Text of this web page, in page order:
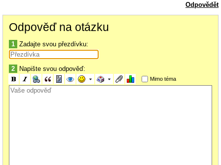
Odpovědět
Odpověď na otázku
1 Zadajte svou přezdívku:
2 Napište svou odpověď:
Mimo téma